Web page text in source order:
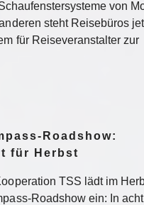
von
steht Reisebüros
für Reiseveranstalter zur
Roadshow:
für Herbst
TSS lädt im
Roadshow ein: In acht